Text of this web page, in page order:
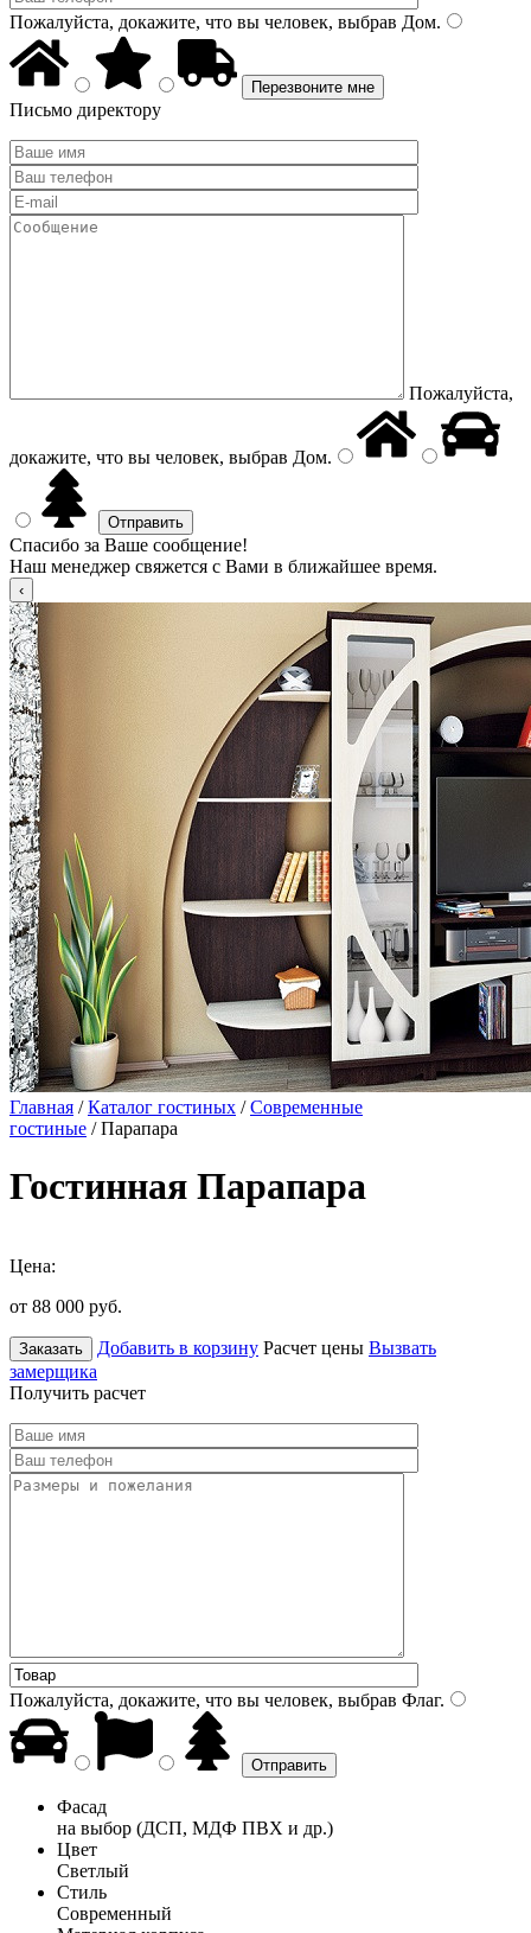
Пожалуйста, докажите, что вы человек, выбрав Дом.
Письмо директору
Пожалуйста,
докажите, что вы человек, выбрав Дом.
Спасибо за Ваше сообщение!
Наш менеджер свяжется с Вами в ближайшее время.
Главная /Каталог гостиных /Современные
гостиные / Парапара
Гостинная Парапара
Цена:
от 88 000 руб.
Заказать Добавить в корзину Расчет цены Вызвать
замерщика
Получить расчет
Пожалуйста, докажите, что вы человек, выбрав Флаг.
Фасад
на выбор (ДСП, МДФ ПВХ и др.)
Цвет
Светлый
Стиль
Современный